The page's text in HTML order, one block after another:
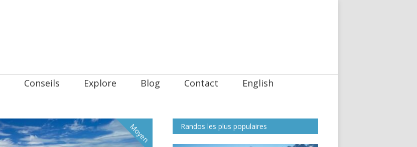
Conseils Explore Blog Contact English
Moyen Randos les plus populaires